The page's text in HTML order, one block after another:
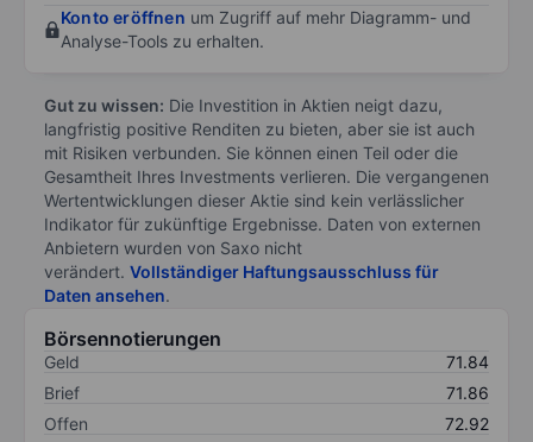
Konto eröffnen um Zugriff auf mehr Diagramm- und
Analyse-Tools zu erhalten.
Gut zu wissen: Die Investition in Aktien neigt dazu,
langfristig positive Renditen zu bieten, aber sie ist auch
mit Risiken verbunden. Sie können einen Teil oder die
Gesamtheit Ihres Investments verlieren. Die vergangenen
Wertentwicklungen dieser Aktie sind kein verlässlicher
Indikator für zukünftige Ergebnisse. Daten von externen
Anbietern wurden von Saxo nicht
verändert. Vollständiger Haftungsausschluss für
Daten ansehen.
Börsennotierungen
Geld
71.84
Brief
71.86
Offen
72.92